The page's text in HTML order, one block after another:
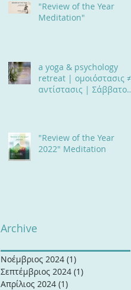
"Review of the Year
Meditation"
a yoga & psychology
retreat | ομοιόστασις ≠
αντίστασις | Σάββατο
"Review of the Year
2022" Meditation
Archive
Νοέμβριος 2024 (1)
Σεπτέμβριος 2024 (1)
Απρίλιος 2024 (1)